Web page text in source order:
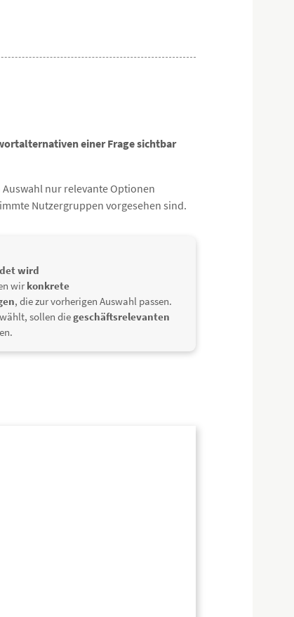
einer Frage sichtbar
nur relevante Optionen
Nutzergruppen vorgesehen sind.
wird
wir konkrete
, die zur vorherigen Auswahl passen.
sollen diegeschäftsrelevanten